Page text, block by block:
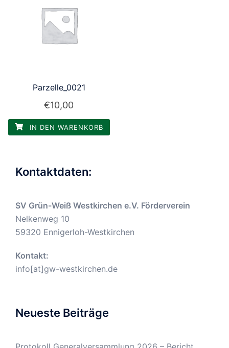
Parzelle_0021
€10,00
IN DEN WARENKORB
Kontaktdaten:
SV Grün-Weiß Westkirchen e.V. Förderverein
Nelkenweg 10
59320 Ennigerloh-Westkirchen
Kontakt:
info[at]gw-westkirchen.de
Neueste Beiträge